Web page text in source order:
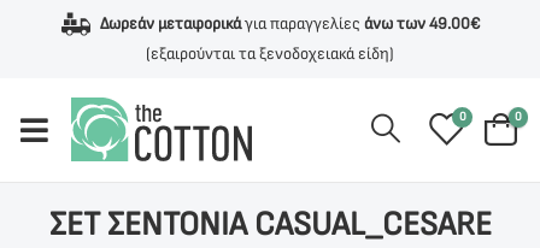
Δωρεάν μεταφορικάγια παραγγελίες άνω των 49.00€
(εξαιρούνται τα ξενοδοχειακά είδη)
0 0
ΣΕΤ ΣΕΝΤΟΝΙΑ CASUAL_CESARE